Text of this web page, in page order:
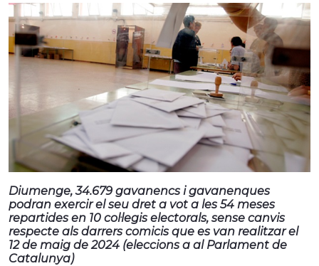
Diumenge, 34.679 gavanencs i gavanenques
podran exercir el seu dret a vot a les 54 meses
repartides en 10 col·legis electorals, sense canvis
respecte als darrers comicis que es van realitzar el
12 de maig de 2024 (eleccions a al Parlament de
Catalunya)